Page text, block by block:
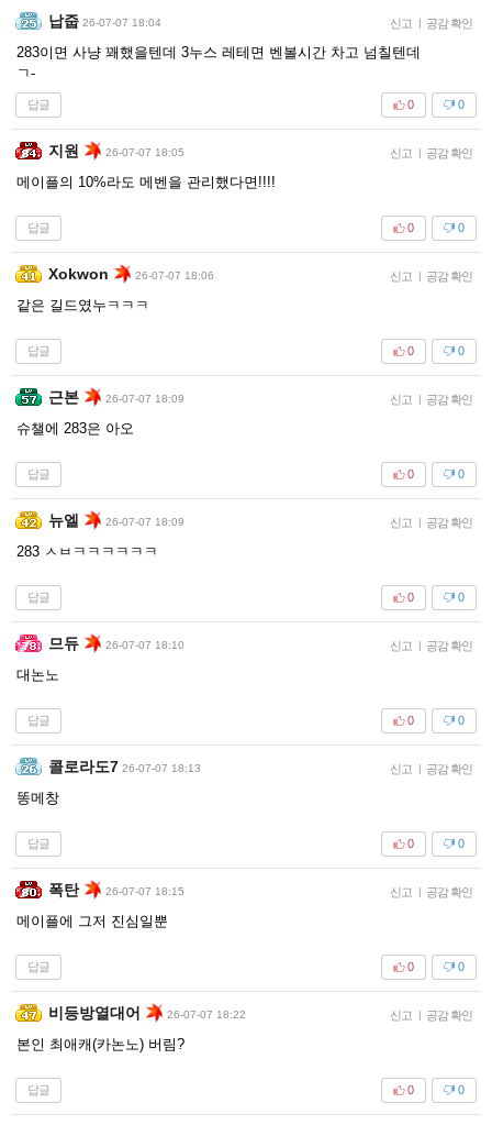
납줍 26-07-07 18:04 신고 | 공감 확인
283이면 사냥 꽤했을텐데 3누스 레테면 벤볼시간 차고 넘칠텐데
ㄱ-
답글 0
0
지원 26-07-07 18:05 신고 | 공감 확인
메이플의 10%라도 메벤을 관리했다면!!!!
답글 0
0
Xokwon 26-07-07 18:06 신고 | 공감 확인
같은 길드였누ㅋㅋㅋ
답글 0
0
근본 26-07-07 18:09 신고 | 공감 확인
슈챌에 283은 아오
답글 0
0
뉴엘 26-07-07 18:09 신고 | 공감 확인
283 ㅅㅂㅋㅋㅋㅋㅋㅋ
답글 0
0
므듀 26-07-07 18:10 신고 | 공감 확인
대논노
답글 0
0
콜로라도7 26-07-07 18:13 신고 | 공감 확인
똥메창
답글 0
0
폭탄 26-07-07 18:15 신고 | 공감 확인
메이플에 그저 진심일뿐
답글 0
0
비등방열대어 26-07-07 18:22 신고 | 공감 확인
본인 최애캐(카논노) 버림?
답글 0
0